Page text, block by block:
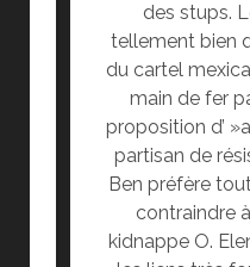
des stups.
tellement bien
du cartel
main de fer
proposition d’
partisan de
Ben préfère
contraindre
kidnappe O.